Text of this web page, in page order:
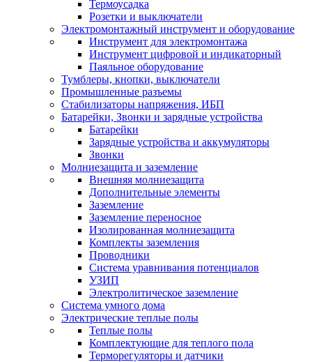
Термоусадка
Розетки и выключатели
Электромонтажный инструмент и оборудование
Инструмент для электромонтажа
Инструмент цифровой и индикаторный
Паяльное оборудование
Тумблеры, кнопки, выключатели
Промышленные разъемы
Стабилизаторы напряжения, ИБП
Батарейки, Звонки и зарядные устройства
Батарейки
Зарядные устройства и аккумуляторы
Звонки
Молниезащита и заземление
Внешняя молниезащита
Дополнительные элементы
Заземление
Заземление переносное
Изолированная молниезащита
Комплекты заземления
Проводники
Система уравнивания потенциалов
УЗИП
Электролитическое заземление
Система умного дома
Электрические теплые полы
Теплые полы
Комплектующие для теплого пола
Терморегуляторы и датчики